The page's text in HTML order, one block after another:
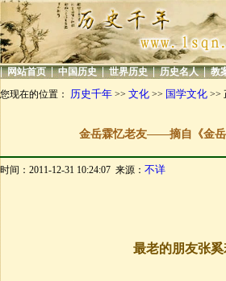
| 网站首页 | 中国历史 | 世界历史 | 历史名人 | 教
您现在的位置： 历史千年 >> 文化 >> 国学文化 >>
金岳霖忆老友——摘自《金岳
时间：2011-12-31 10:24:07 来源： 不详
最老的朋友张奚